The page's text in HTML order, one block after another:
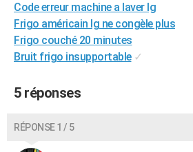
GUIDES D'ACHAT
BONS PLANS
Carte de Noël
Carte Bonne année
Carte Saint-Valentin
Carte Pâques
Carte d'anniversaire
Dictionnaire
Biographies
Citations
Expressions
Proverbes
PROGRAMME TV
Code erreur machine a laver lg
Frigo américain lg ne congèle plus
Frigo couché 20 minutes
Bruit frigo insupportable ✓
5 réponses
RÉPONSE 1 / 5